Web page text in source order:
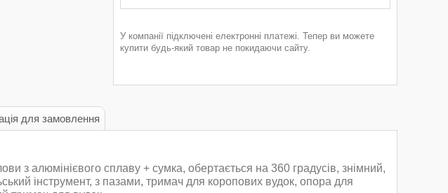
У компанії підключені електронні платежі. Тепер ви можете
купити будь-який товар не покидаючи сайту.
для замовлення
з алюмінієвого сплаву + сумка, обертається на 360 градусів, знімний,
інструмент, з пазами, тримач для коропових вудок, опора для